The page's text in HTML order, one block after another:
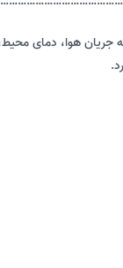
هوا، دمای